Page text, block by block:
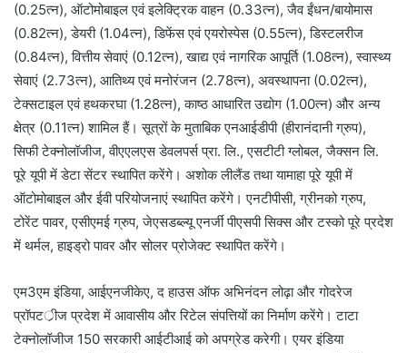
(0.25त्न), ऑटोमोबाइल एवं इलेक्ट्रिक वाहन (0.33त्न), जैव ईंधन/बायोमास
(0.82त्न), डेयरी (1.04त्न), डिफेंस एवं एयरोस्पेस (0.55त्न), डिस्टलरीज
(0.84त्न), वित्तीय सेवाएं (0.12त्न), खाद्य एवं नागरिक आपूर्ति (1.08त्न), स्वास्थ्य
सेवाएं (2.73त्न), आतिथ्य एवं मनोरंजन (2.78त्न), अवस्थापना (0.02त्न),
टेक्सटाइल एवं हथकरघा (1.28त्न), काष्ठ आधारित उद्योग (1.00त्न) और अन्य
क्षेत्र (0.11त्न) शामिल हैं। सूत्रों के मुताबिक एनआईडीपी (हीरानंदानी ग्रुप),
सिफी टेक्नोलॉजीज, वीएएलएस डेवलपर्स प्रा. लि., एसटीटी ग्लोबल, जैक्सन लि.
पूरे यूपी में डेटा सेंटर स्थापित करेंगे। अशोक लीलैंड तथा यामाहा पूरे यूपी में
ऑटोमोबाइल और ईवी परियोजनाएं स्थापित करेंगे। एनटीपीसी, ग्रीनको ग्रुप,
टोरेंट पावर, एसीएमई ग्रुप, जेएसडब्ल्यू एनर्जी पीएसपी सिक्स और टस्को पूरे प्रदेश
में थर्मल, हाइड्रो पावर और सोलर प्रोजेक्ट स्थापित करेंगे।
एम3एम इंडिया, आईएनजीकेए, द हाउस ऑफ अभिनंदन लोढ़ा और गोदरेज
प्रॉपटर्ीज प्रदेश में आवासीय और रिटेल संपत्तियों का निर्माण करेंगे। टाटा
टेक्नोलॉजीज 150 सरकारी आईटीआई को अपग्रेड करेगी। एयर इंडिया